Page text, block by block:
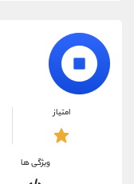
امتیاز
ویژگی ها